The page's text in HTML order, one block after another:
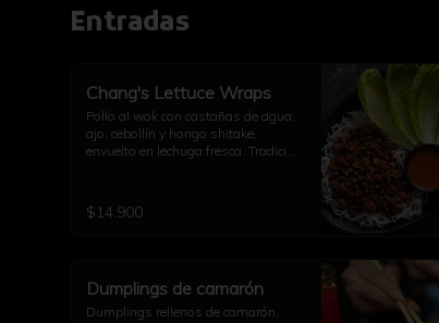
Entradas
Chang's Lettuce Wraps
Pollo al wok con castañas de agua,
ajo, cebollín y hongo shitake,
envuelto en lechuga fresca. Tradición
$14.900
Dumplings de camarón
Dumplings rellenos de camarón,